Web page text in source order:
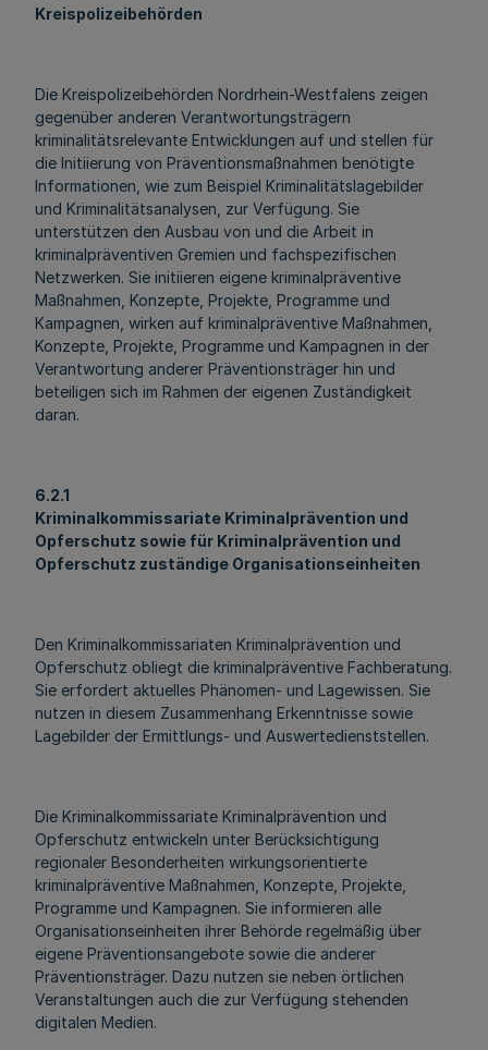
Kreispolizeibehörden
Die Kreispolizeibehörden Nordrhein-Westfalens zeigen
gegenüber anderen Verantwortungsträgern
kriminalitätsrelevante Entwicklungen auf und stellen für
die Initiierung von Präventionsmaßnahmen benötigte
Informationen, wie zum Beispiel Kriminalitätslagebilder
und Kriminalitätsanalysen, zur Verfügung. Sie
unterstützen den Ausbau von und die Arbeit in
kriminalpräventiven Gremien und fachspezifischen
Netzwerken. Sie initiieren eigene kriminalpräventive
Maßnahmen, Konzepte, Projekte, Programme und
Kampagnen, wirken auf kriminalpräventive Maßnahmen,
Konzepte, Projekte, Programme und Kampagnen in der
Verantwortung anderer Präventionsträger hin und
beteiligen sich im Rahmen der eigenen Zuständigkeit
daran.
6.2.1
Kriminalkommissariate Kriminalprävention und
Opferschutz sowie für Kriminalprävention und
Opferschutz zuständige Organisationseinheiten
Den Kriminalkommissariaten Kriminalprävention und
Opferschutz obliegt die kriminalpräventive Fachberatung.
Sie erfordert aktuelles Phänomen- und Lagewissen. Sie
nutzen in diesem Zusammenhang Erkenntnisse sowie
Lagebilder der Ermittlungs- und Auswertedienststellen.
Die Kriminalkommissariate Kriminalprävention und
Opferschutz entwickeln unter Berücksichtigung
regionaler Besonderheiten wirkungsorientierte
kriminalpräventive Maßnahmen, Konzepte, Projekte,
Programme und Kampagnen. Sie informieren alle
Organisationseinheiten ihrer Behörde regelmäßig über
eigene Präventionsangebote sowie die anderer
Präventionsträger. Dazu nutzen sie neben örtlichen
Veranstaltungen auch die zur Verfügung stehenden
digitalen Medien.